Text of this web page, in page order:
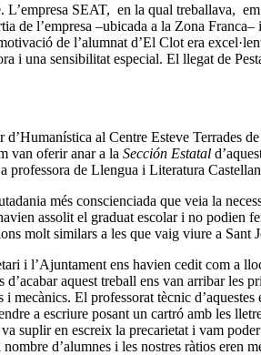
L’empresa SEAT, en la qual treballava,
de l’empresa –ubicada a la Zona
de l’alumnat d’El Clot era
i una sensibilitat especial. El llegat de
al Centre Esteve Terrades
van oferir anar a la Sección Estatal
de Llengua i Literatura
més conscienciada que veia la
assolit el graduat escolar i no podien
molt similars a les que vaig viure a Sant
i l’Ajuntament ens havien cedit com a
aquest treball ens van arribar les
El professorat tècnic
a escriure posant un cartró amb les
suplir en escreix la precarietat i vam
d’alumnes i les nostres ràtios eren